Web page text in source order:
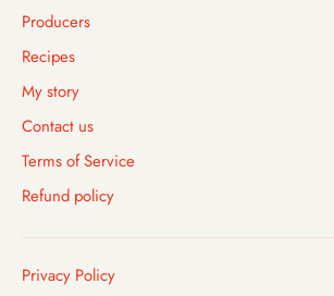
Producers
Recipes
My story
Contact us
Terms of Service
Refund policy
Privacy Policy